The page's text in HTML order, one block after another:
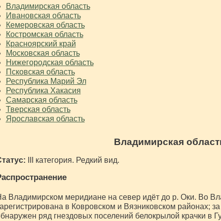
Владимирская область
Ивановская область
Кемеровская область
Костромская область
Красноярский край
Московская область
Нижегородская область
Псковская область
Республика Марий Эл
Республика Хакасия
Самарская область
Тверская область
Ярославская область
Владимирская
III категория. Редкий вид.
Владимирском меридиане на север идёт до р. Оки. Во
в Ковровском и Вязниковском районах;
ряд гнездовых поселений белокрылой крачки в